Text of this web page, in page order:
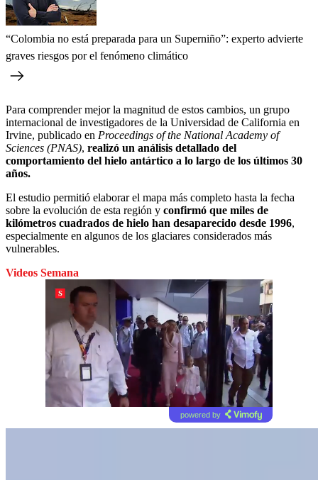
“Colombia no está preparada para un Superniño”: experto advierte
graves riesgos por el fenómeno climático
Para comprender mejor la magnitud de estos cambios, un grupo
internacional de investigadores de la Universidad de California en
Irvine, publicado en Proceedings of the National Academy of
Sciences (PNAS), realizó un análisis detallado del
comportamiento del hielo antártico a lo largo de los últimos 30
años.
El estudio permitió elaborar el mapa más completo hasta la fecha
sobre la evolución de esta región y confirmó que miles de
kilómetros cuadrados de hielo han desaparecido desde 1996,
especialmente en algunos de los glaciares considerados más
vulnerables.
Videos Semana
powered by